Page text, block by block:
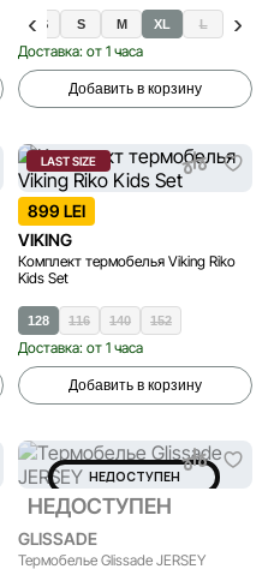
XS S M XL L
Доставка: от 1 часа
Добавить в корзину
LAST SIZE
899 LEI
VIKING
Комплект термобелья Viking Riko
Kids Set
128 116 140 152
Доставка: от 1 часа
Добавить в корзину
НЕДОСТУПЕН
НЕДОСТУПЕН
GLISSADE
Термобелье Glissade JERSEY